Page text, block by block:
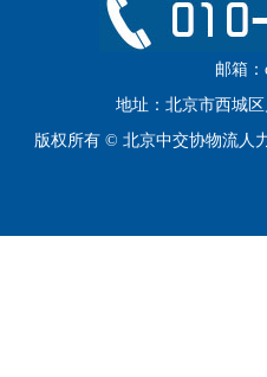
邮箱：
地址：北京市西城区
版权所有 © 北京中交协物流人